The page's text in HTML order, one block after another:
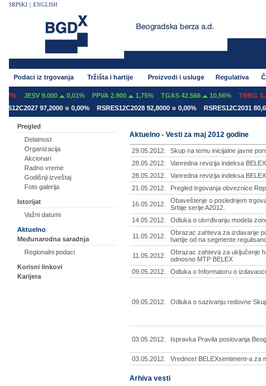
SRPSKI ENGLISH
Podaci iz trgovanja Tržišta i hartije Proizvodi i usluge Regulativa
JESV 9.000 0,01% PPVA 2.900 1,75% TGAS 42.566 10,56%
TRBG
97,2000
0,00% RSRES12C2028 92,8000 0,00% RSRES12C2031
Pregled
Delatnost
Organizacija
Akcionari
Radno vreme
Godišnji izveštaj
Foto galerija
Istorijat
Važni datumi
Aktuelno
Međunarodna saradnja
Regionalni podaci
Korisni linkovi
Karijera
Aktuelno - Vesti za maj 2012 godine
29.05.2012.
Skup na temu inicijalne javne
28.05.2012.
Vanredna revizija indeksa
28.05.2012.
Vanredna revizija indeksa
21.05.2012.
Pregled trgovanja obveznice
16.05.2012.
Obaveštenje o poslednjem
Srbije serije A2012.
14.05.2012.
Odluka o utvrđivanju modela
11.05.2012.
Obrazac zahteva za izdavanje
hartije od na segmente
11.05.2012.
Obrazac zahteva za uključenje
odnosno MTP BELEX
09.05.2012.
Odluka o Informatoru o
09.05.2012. Odluka o sazivanju redovne
03.05.2012. Ispravka Pravila poslovanja
03.05.2012. Vrednost BELEXsentiment-a za
Arhiva vesti